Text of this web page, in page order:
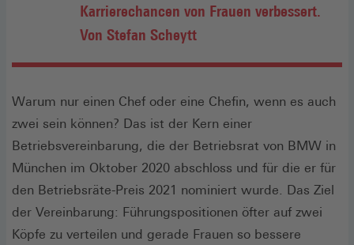
Karrierechancen von Frauen verbessert.
Von Stefan Scheytt
Warum nur einen Chef oder eine Chefin, wenn es auch
zwei sein können? Das ist der Kern einer
Betriebsvereinbarung, die der Betriebsrat von BMW in
München im Oktober 2020 abschloss und für die er für
den Betriebsräte-Preis 2021 nominiert wurde. Das Ziel
der Vereinbarung: Führungspositionen öfter auf zwei
Köpfe zu verteilen und gerade Frauen so bessere